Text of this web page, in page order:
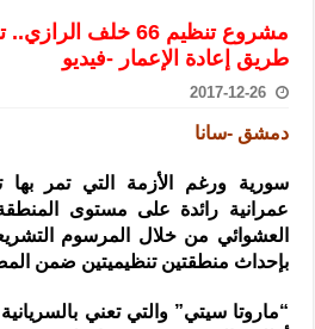
سوريا تبحث مع الإيسيسكو التعاون في
مشروع تنظيم 66 خلف
طريق إعادة الإعمار -فيديو
2017-12-26
دمشق -سانا
سورية ورغم الأزمة التي تمر بها
عمرانية رائدة على مستوى
بإحداث منطقتين تنظيميتين ضمن
“ماروتا سيتي” والتي تعني